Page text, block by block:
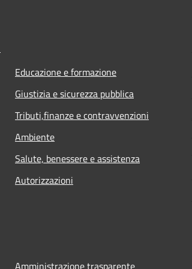
Educazione e formazione
Giustizia e sicurezza pubblica
Tributi,finanze e contravvenzioni
Ambiente
Salute, benessere e assistenza
Autorizzazioni
Amministrazione trasparente